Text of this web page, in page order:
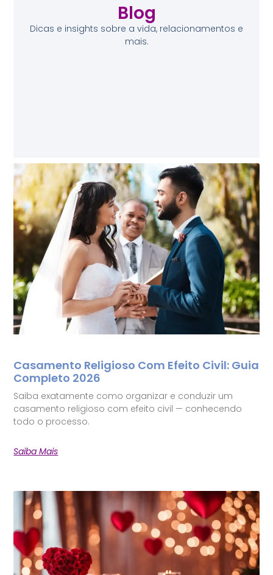
Blog
Dicas e insights sobre a vida, relacionamentos e
mais.
Casamento Religioso Com Efeito Civil: Guia
Completo 2026
Saiba exatamente como organizar e conduzir um
casamento religioso com efeito civil — conhecendo
todo o processo.
Saiba Mais